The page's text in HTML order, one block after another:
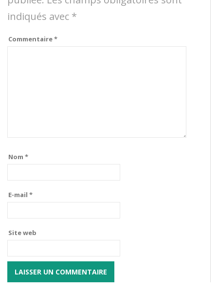
indiqués avec *
Commentaire*
Nom *
E-mail *
Site web